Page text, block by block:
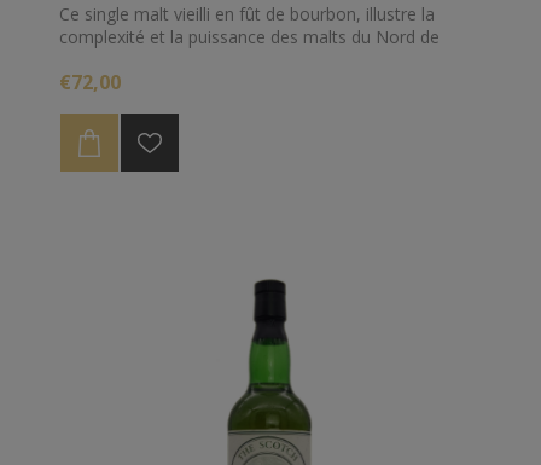
Ce single malt vieilli en fût de bourbon, illustre la
complexité et la puissance des malts du Nord de
€72,00